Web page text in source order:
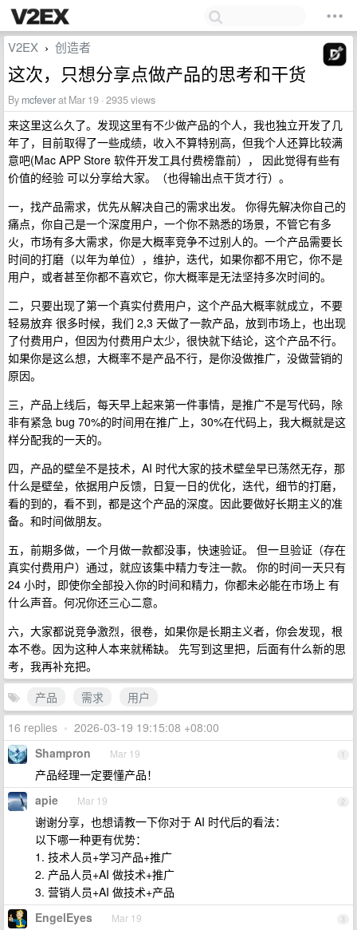
V2EX › 创造者
这次，只想分享点做产品的思考和干货
By mcfeverat Mar 19 · 2935 views
来这里这么久了。发现这里有不少做产品的个人，我也独立开发了几
年了，目前取得了一些成绩，收入不算特别高，但我个人还算比较满
意吧(Mac APP Store 软件开发工具付费榜靠前）， 因此觉得有些有
价值的经验 可以分享给大家。（也得输出点干货才行）。
一，找产品需求，优先从解决自己的需求出发。 你得先解决你自己的
痛点，你自己是一个深度用户，一个你不熟悉的场景，不管它有多
火，市场有多大需求，你是大概率竞争不过别人的。一个产品需要长
时间的打磨（以年为单位），维护，迭代，如果你都不用它，你不是
用户，或者甚至你都不喜欢它，你大概率是无法坚持多次时间的。
二，只要出现了第一个真实付费用户，这个产品大概率就成立，不要
轻易放弃 很多时候，我们 2,3 天做了一款产品，放到市场上，也出现
了付费用户，但因为付费用户太少，很快就下结论，这个产品不行。
如果你是这么想，大概率不是产品不行，是你没做推广，没做营销的
原因。
三，产品上线后，每天早上起来第一件事情，是推广不是写代码，除
非有紧急 bug 70%的时间用在推广上，30%在代码上，我大概就是这
样分配我的一天的。
四，产品的壁垒不是技术，AI 时代大家的技术壁垒早已荡然无存，那
什么是壁垒，依据用户反馈，日复一日的优化，迭代，细节的打磨，
看的到的，看不到，都是这个产品的深度。因此要做好长期主义的准
备。和时间做朋友。
五，前期多做，一个月做一款都没事，快速验证。 但一旦验证（存在
真实付费用户）通过，就应该集中精力专注一款。 你的时间一天只有
24 小时，即使你全部投入你的时间和精力，你都未必能在市场上 有
什么声音。何况你还三心二意。
六，大家都说竞争激烈，很卷，如果你是长期主义者，你会发现，根
本不卷。因为这种人本来就稀缺。 先写到这里把，后面有什么新的思
考，我再补充把。
产品
需求
用户
16 replies • 2026-03-19 19:15:08 +08:00
1
Shampron Mar 19
产品经理一定要懂产品！
2
apie Mar 19
谢谢分享，也想请教一下你对于 AI 时代后的看法：
以下哪一种更有优势：
1. 技术人员+学习产品+推广
2. 产品人员+AI 做技术+推广
3. 营销人员+AI 做技术+产品
3
EngelEyes Mar 19